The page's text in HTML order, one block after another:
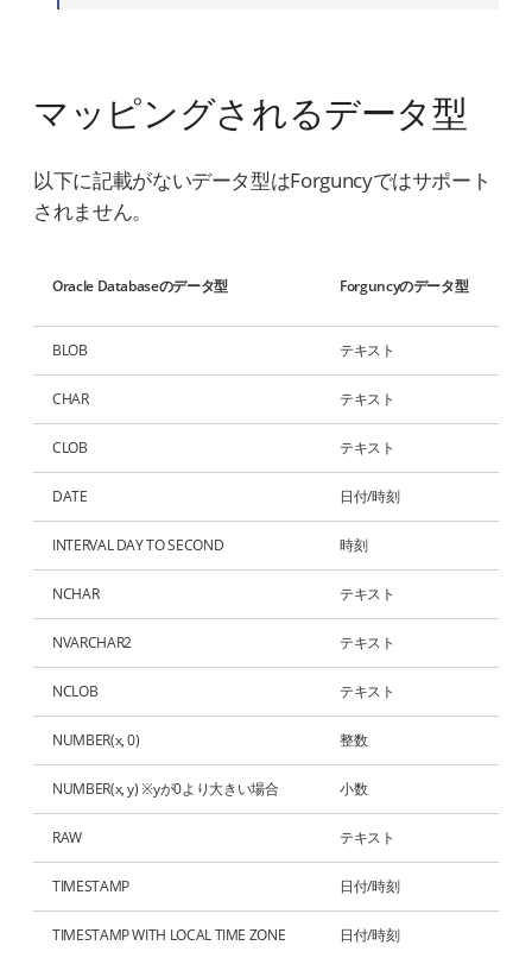
マッピングされるデータ型
以下に記載がないデータ型はForguncyではサポート
されません。
Oracle Databaseのデータ型 Forguncyのデータ型
BLOB テキスト
CHAR テキスト
CLOB テキスト
DATE 日付/時刻
INTERVAL DAY TO SECOND 時刻
NCHAR テキスト
NVARCHAR2 テキスト
NCLOB テキスト
NUMBER(x, 0) 整数
NUMBER(x, y) ※yが0より大きい場合 小数
RAW テキスト
TIMESTAMP 日付/時刻
TIMESTAMP WITH LOCAL TIME ZONE 日付/時刻